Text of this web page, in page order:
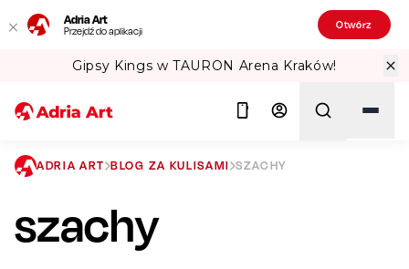
Adria Art
Przejdź do aplikacji Otwórz
Sprawdź Teatralne Lato w
ADRIA ART BLOG ZA KULISAMI SZACHY
szachy